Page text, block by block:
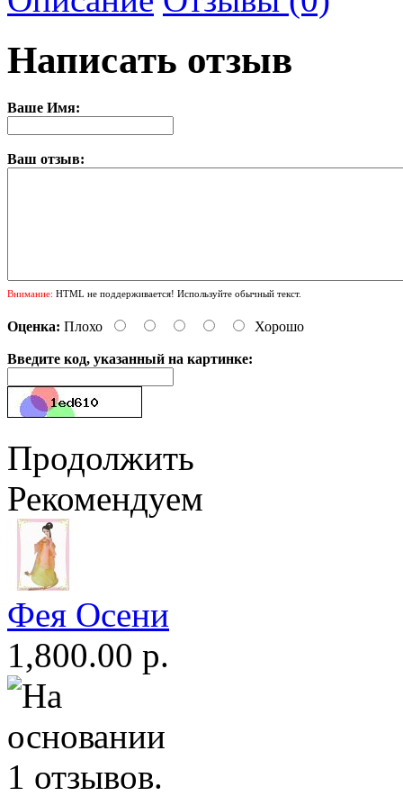
Написать отзыв
Ваше Имя:
Ваш отзыв:
Внимание: HTML не поддерживается! Используйте обычный текст.
Оценка: Плохо Хорошо
Введите код, указанный на картинке:
Продолжить
Рекомендуем
Фея Осени
1,800.00 р.